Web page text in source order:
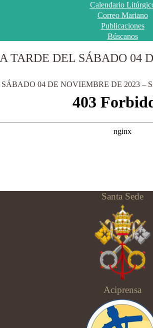
Calendario
Correo Mariano
Publicaciones
Búscanos
TARDE DEL SÁBADO 04
04 DE NOVIEMBRE DE 2023 –
Santa Sede
Aciprensa